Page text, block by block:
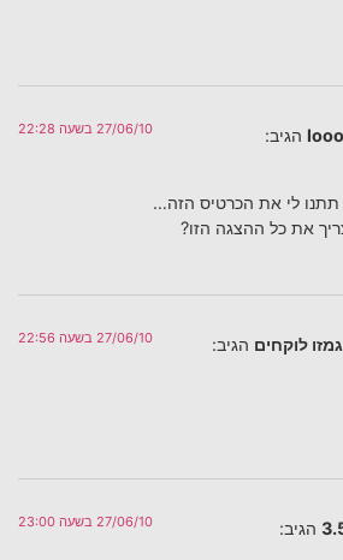
הגיב: 27/06/10 בשעה 22:28
לי את הכרטיס הזה…
את כל ההצגה הזו?
לוקחים הגיב: 27/06/10 בשעה 22:56
הגיב: 27/06/10 בשעה 23:00